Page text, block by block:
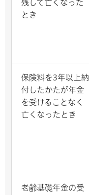
残して亡くなった
とき
保険料を3年以上納
付したかたが年金
を受けることなく
亡くなったとき
老齢基礎年金の受